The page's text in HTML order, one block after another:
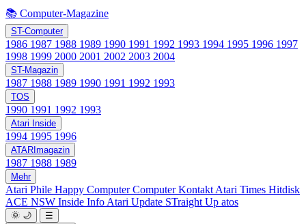
📚 Computer-Magazine
ST-Computer
1986 1987 1988 1989 1990 1991 1992 1993 1994 1995 1996 1997
1998 1999 2000 2001 2002 2003 2004
ST-Magazin
1987 1988 1989 1990 1991 1992 1993
TOS
1990 1991 1992 1993
Atari Inside
1994 1995 1996
ATARImagazin
1987 1988 1989
Mehr
Atari Phile Happy ComputerComputer Kontakt Atari Times Hitdisk
ACE NSW Inside Info Atari Update STraight Up atos
🌞 🌙
☰